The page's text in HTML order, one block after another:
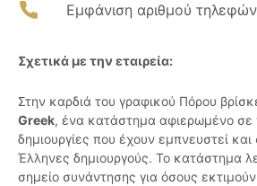
Εμφάνιση αριθμού
Σχετικά με την εταιρεία:
Στην καρδιά του γραφικού Πόρου
Greek, ένα κατάστημα αφιερωμένο σε
δημιουργίες που έχουν εμπνευστεί και
Έλληνες δημιουργούς. Το κατάστημα
σημείο συνάντησης για όσους